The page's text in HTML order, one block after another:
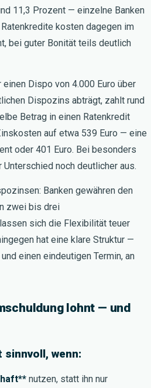
11,3 Prozent — einzelne Banken
kosten dagegen im
bei guter Bonität teils deutlich
Dispo von 4.000 Euro über
Dispozins abträgt, zahlt rund
Betrag in einen Ratenkredit
auf etwa 539 Euro — eine
oder 401 Euro. Bei besonders
noch deutlicher aus.
Banken gewähren den
zwei bis drei
sich die Flexibilität teuer
hat eine klare Struktur —
einen eindeutigen Termin, an
lohnt — und
sinnvoll, wenn:
nutzen, statt ihn nur